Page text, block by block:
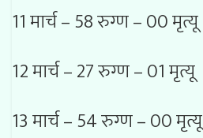
11 मार्च – 58 रुग्ण – 00 मृत्यू
12 मार्च – 27 रुग्ण – 01 मृत्यू
13 मार्च – 54 रुग्ण – 00 मृत्यू